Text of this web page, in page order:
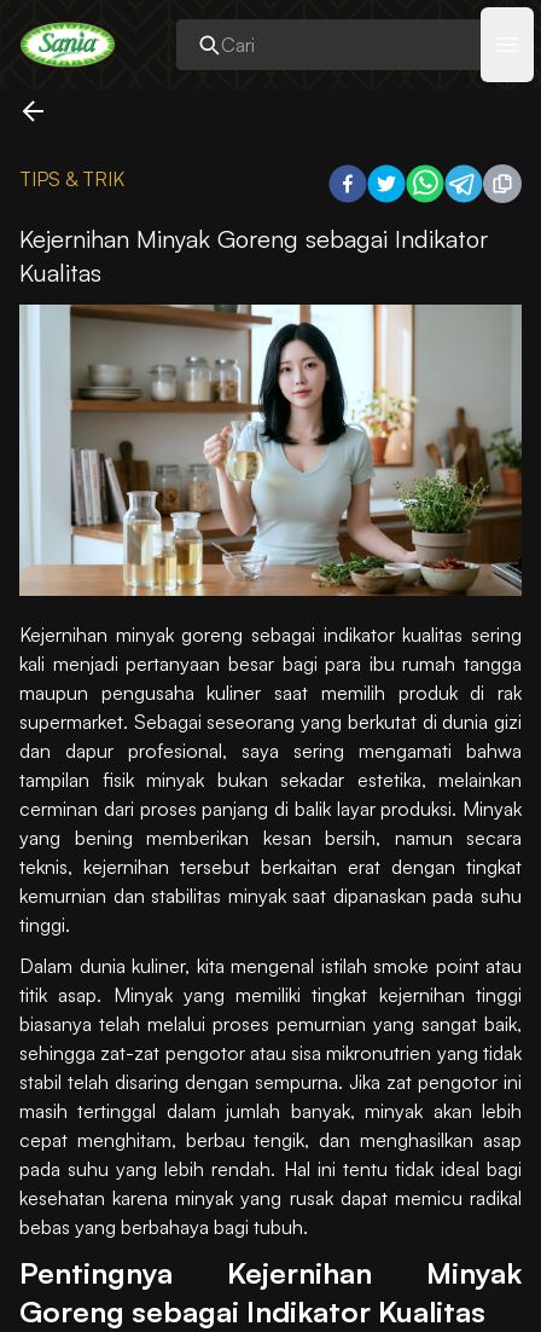
Sania
TIPS & TRIK
Kejernihan Minyak Goreng sebagai Indikator
Kualitas
Kejernihan minyak goreng sebagai indikator kualitas sering
kali menjadi pertanyaan besar bagi para ibu rumah tangga
maupun pengusaha kuliner saat memilih produk di rak
supermarket. Sebagai seseorang yang berkutat di dunia gizi
dan dapur profesional, saya sering mengamati bahwa
tampilan fisik minyak bukan sekadar estetika, melainkan
cerminan dari proses panjang di balik layar produksi. Minyak
yang bening memberikan kesan bersih, namun secara
teknis, kejernihan tersebut berkaitan erat dengan tingkat
kemurnian dan stabilitas minyak saat dipanaskan pada suhu
tinggi.
Dalam dunia kuliner, kita mengenal istilah smoke point atau
titik asap. Minyak yang memiliki tingkat kejernihan tinggi
biasanya telah melalui proses pemurnian yang sangat baik,
sehingga zat-zat pengotor atau sisa mikronutrien yang tidak
stabil telah disaring dengan sempurna. Jika zat pengotor ini
masih tertinggal dalam jumlah banyak, minyak akan lebih
cepat menghitam, berbau tengik, dan menghasilkan asap
pada suhu yang lebih rendah. Hal ini tentu tidak ideal bagi
kesehatan karena minyak yang rusak dapat memicu radikal
bebas yang berbahaya bagi tubuh.
Pentingnya Kejernihan Minyak
Goreng sebagai Indikator Kualitas